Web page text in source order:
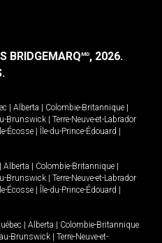
BRIDGEMARQMD, 2026.
Alberta Colombie-Britannique
Brunswick
Terre-Neuve-et-Labrador
Écosse Île-du-Prince-Édouard
Alberta Colombie-Britannique
Brunswick
Terre-Neuve-et-Labrador
Écosse Île-du-Prince-Édouard
Alberta
Colombie-Britannique
Brunswick
Terre-Neuve-et-